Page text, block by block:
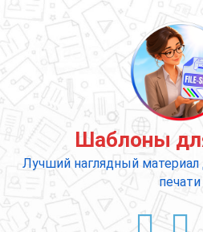
содержимому
Шаблоны
Лучший наглядный материал
печати